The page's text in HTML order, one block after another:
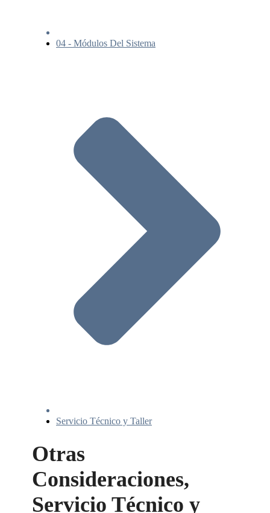
04 - Módulos Del Sistema
Servicio Técnico y Taller
Otras
Consideraciones,
Servicio Técnico y